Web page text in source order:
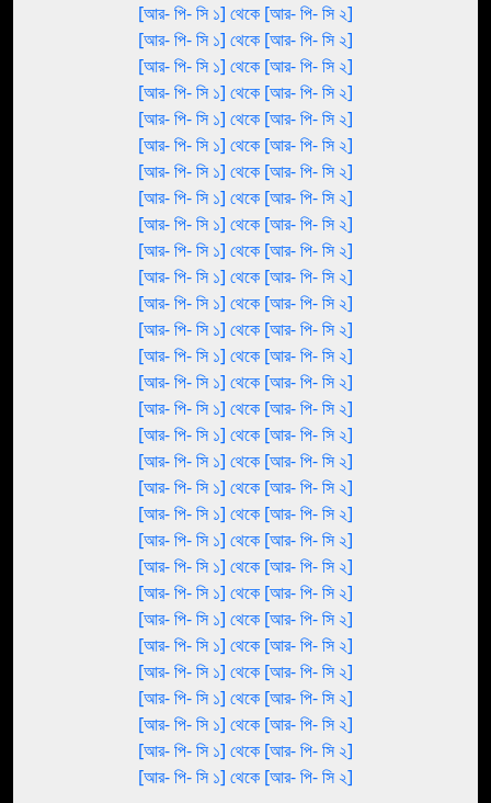
[আর- পি- সি ১] থেকে [আর- পি- সি ২]
[আর- পি- সি ১] থেকে [আর- পি- সি ২]
[আর- পি- সি ১] থেকে [আর- পি- সি ২]
[আর- পি- সি ১] থেকে [আর- পি- সি ২]
[আর- পি- সি ১] থেকে [আর- পি- সি ২]
[আর- পি- সি ১] থেকে [আর- পি- সি ২]
[আর- পি- সি ১] থেকে [আর- পি- সি ২]
[আর- পি- সি ১] থেকে [আর- পি- সি ২]
[আর- পি- সি ১] থেকে [আর- পি- সি ২]
[আর- পি- সি ১] থেকে [আর- পি- সি ২]
[আর- পি- সি ১] থেকে [আর- পি- সি ২]
[আর- পি- সি ১] থেকে [আর- পি- সি ২]
[আর- পি- সি ১] থেকে [আর- পি- সি ২]
[আর- পি- সি ১] থেকে [আর- পি- সি ২]
[আর- পি- সি ১] থেকে [আর- পি- সি ২]
[আর- পি- সি ১] থেকে [আর- পি- সি ২]
[আর- পি- সি ১] থেকে [আর- পি- সি ২]
[আর- পি- সি ১] থেকে [আর- পি- সি ২]
[আর- পি- সি ১] থেকে [আর- পি- সি ২]
[আর- পি- সি ১] থেকে [আর- পি- সি ২]
[আর- পি- সি ১] থেকে [আর- পি- সি ২]
[আর- পি- সি ১] থেকে [আর- পি- সি ২]
[আর- পি- সি ১] থেকে [আর- পি- সি ২]
[আর- পি- সি ১] থেকে [আর- পি- সি ২]
[আর- পি- সি ১] থেকে [আর- পি- সি ২]
[আর- পি- সি ১] থেকে [আর- পি- সি ২]
[আর- পি- সি ১] থেকে [আর- পি- সি ২]
[আর- পি- সি ১] থেকে [আর- পি- সি ২]
[আর- পি- সি ১] থেকে [আর- পি- সি ২]
[আর- পি- সি ১] থেকে [আর- পি- সি ২]